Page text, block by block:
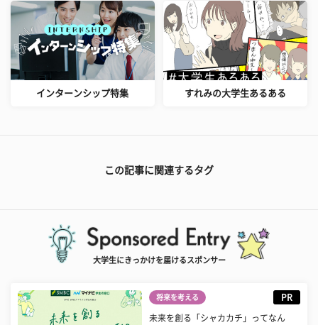
インターンシップ特集 すれみの大学生あるある
この記事に関連するタグ
大学生にきっかけを届けるスポンサー
将来を考える PR
未来を創る「シャカカチ」ってなん